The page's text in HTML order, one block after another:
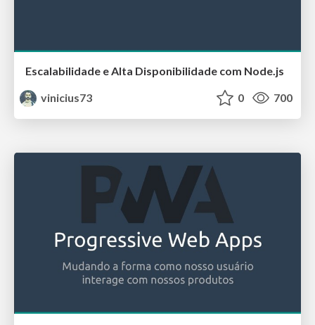
Escalabilidade e Alta Disponibilidade com Node.js
vinicius73
0 700